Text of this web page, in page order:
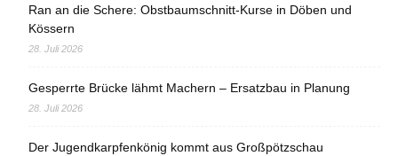
Ran an die Schere: Obstbaumschnitt-Kurse in Döben und
Kössern
28. Juli 2026
Gesperrte Brücke lähmt Machern – Ersatzbau in Planung
28. Juli 2026
Der Jugendkarpfenkönig kommt aus Großpötzschau